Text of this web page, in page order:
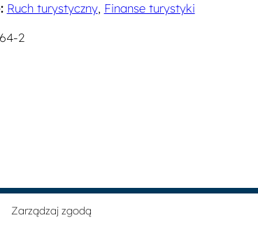
Zarządzaj zgodą
Ruch turystyczny, Finanse turystyki
2
Turystyki (wersja beta)